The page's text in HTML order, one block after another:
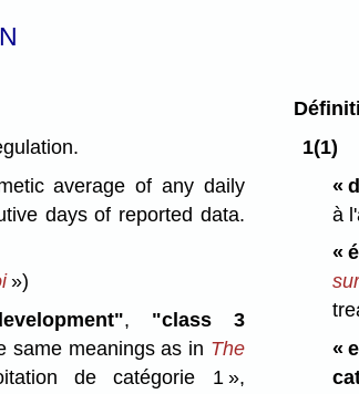
average of any daily
days of reported data.
»)
, "class 3
same meanings as in The
de catégorie 1 »,
1(1)
«
à
«
«